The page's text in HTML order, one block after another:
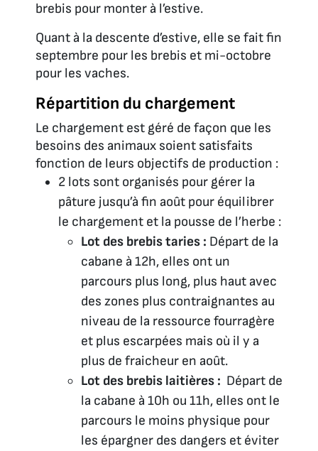
brebis pour monter à l’estive.
Quant à la descente d’estive, elle se fait fin
septembre pour les brebis et mi-octobre
pour les vaches.
Répartition du chargement
Le chargement est géré de façon que les
besoins des animaux soient satisfaits
fonction de leurs objectifs de production :
2 lots sont organisés pour gérer la
pâture jusqu’à fin août pour équilibrer
le chargement et la pousse de l’herbe :
Lot des brebis taries : Départ de la
cabane à 12h, elles ont un
parcours plus long, plus haut avec
des zones plus contraignantes au
niveau de la ressource fourragère
et plus escarpées mais où il y a
plus de fraicheur en août.
Lot des brebis laitières : Départ de
la cabane à 10h ou 11h, elles ont le
parcours le moins physique pour
les épargner des dangers et éviter